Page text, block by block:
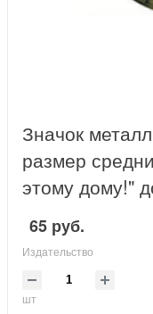
Значок
размер
этому дому!"
65 руб.
Издательство
шт